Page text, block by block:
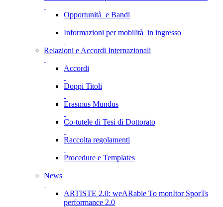
Opportunità e Bandi
Informazioni per mobilità in ingresso
Relazioni e Accordi Internazionali
Accordi
Doppi Titoli
Erasmus Mundus
Co-tutele di Tesi di Dottorato
Raccolta regolamenti
Procedure e Templates
News
ARTISTE 2.0: weARable To monItor SporTs
performance 2.0